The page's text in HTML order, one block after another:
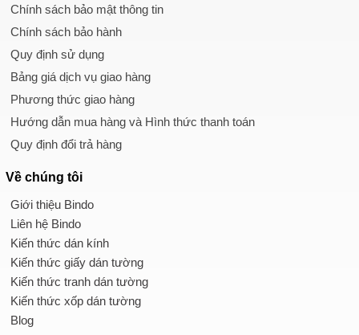
Chính sách bảo mật thông tin
Chính sách bảo hành
Quy định sử dụng
Bảng giá dịch vụ giao hàng
Phương thức giao hàng
Hướng dẫn mua hàng và Hình thức thanh toán
Quy định đổi trả hàng
Về chúng tôi
Giới thiệu Bindo
Liên hệ Bindo
Kiến thức dán kính
Kiến thức giấy dán tường
Kiến thức tranh dán tường
Kiến thức xốp dán tường
Blog